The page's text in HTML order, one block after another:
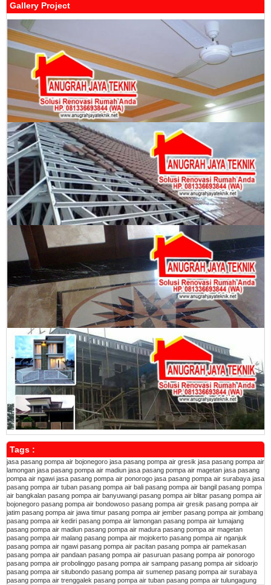
Gallery Project
Tags :
jasa pasang pompa air bojonegoro jasa pasang pompa air gresik jasa pasang pompa air
lamongan jasa pasang pompa air madiun jasa pasang pompa air magetan jasa pasang
pompa air ngawi jasa pasang pompa air ponorogo jasa pasang pompa air surabaya jasa
pasang pompa air tuban pasang pompa air bali pasang pompa air bangil pasang pompa
air bangkalan pasang pompa air banyuwangi pasang pompa air blitar pasang pompa air
bojonegoro pasang pompa air bondowoso pasang pompa air gresik pasang pompa air
jatim pasang pompa air jawa timur pasang pompa air jember pasang pompa air jombang
pasang pompa air kediri pasang pompa air lamongan pasang pompa air lumajang
pasang pompa air madiun pasang pompa air madura pasang pompa air magetan
pasang pompa air malang pasang pompa air mojokerto pasang pompa air nganjuk
pasang pompa air ngawi pasang pompa air pacitan pasang pompa air pamekasan
pasang pompa air pandaan pasang pompa air pasuruan pasang pompa air ponorogo
pasang pompa air probolinggo pasang pompa air sampang pasang pompa air sidoarjo
pasang pompa air situbondo pasang pompa air sumenep pasang pompa air surabaya
pasang pompa air trenggalek pasang pompa air tuban pasang pompa air tulungagung